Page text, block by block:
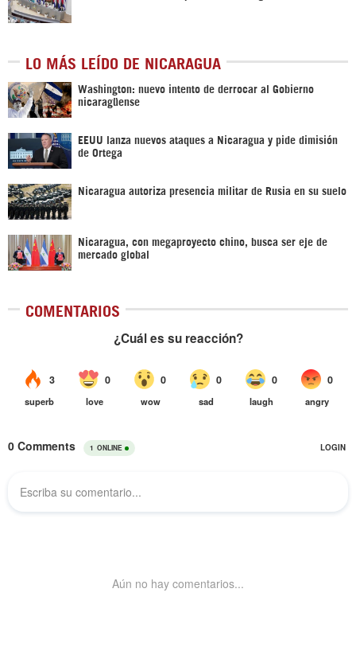
LO MÁS LEÍDO DE NICARAGUA
Washington: nuevo intento de derrocar al Gobierno
nicaragüense
EEUU lanza nuevos ataques a Nicaragua y pide dimisión
de Ortega
Nicaragua autoriza presencia militar de Rusia en su suelo
Nicaragua, con megaproyecto chino, busca ser eje de
mercado global
COMENTARIOS